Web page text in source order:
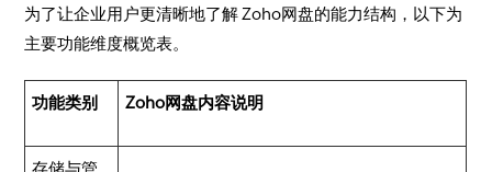
为了让企业用户更清晰地了解 Zoho网盘的能力结构，以下为
主要功能维度概览表。
功能类别 Zoho网盘内容说明
存储与管